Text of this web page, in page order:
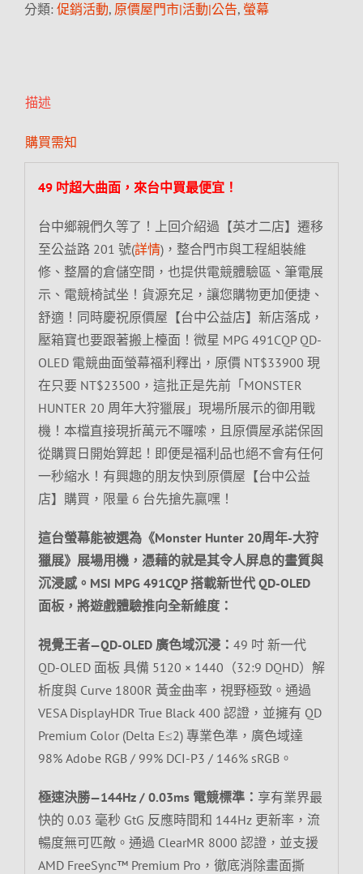
分類: 促銷活動, 原價屋門市|活動|公告, 螢幕
描述
購買需知
49 吋超大曲面，來台中買最便宜！
台中鄉親們久等了！上回介紹過【英才二店】遷移
至公益路 201 號(詳情)，整合門市與工程組裝維
修、整層的倉儲空間，也提供電競體驗區、筆電展
示、電競椅試坐！貨源充足，讓您購物更加便捷、
舒適！同時慶祝原價屋【台中公益店】新店落成，
壓箱寶也要跟著搬上檯面！微星 MPG 491CQP QD-
OLED 電競曲面螢幕福利釋出，原價 NT$33900 現
在只要 NT$23500，這批正是先前「MONSTER
HUNTER 20 周年大狩獵展」現場所展示的御用戰
機！本檔直接現折萬元不囉嗦，且原價屋承諾保固
從購買日開始算起！即便是福利品也絕不會有任何
一秒縮水！有興趣的朋友快到原價屋【台中公益
店】購買，限量 6 台先搶先贏嘿！
這台螢幕能被選為《Monster Hunter 20周年-大狩
獵展》展場用機，憑藉的就是其令人屏息的畫質與
沉浸感。MSI MPG 491CQP 搭載新世代 QD-OLED
面板，將遊戲體驗推向全新維度：
視覺王者—QD-OLED 廣色域沉浸： 49 吋 新一代
QD-OLED 面板 具備 5120 × 1440（32:9 DQHD）解
析度與 Curve 1800R 黃金曲率，視野極致。通過
VESA DisplayHDR True Black 400 認證，並擁有 QD
Premium Color (Delta E≤2) 專業色準，廣色域達
98% Adobe RGB / 99% DCI-P3 / 146% sRGB。
極速決勝—144Hz / 0.03ms 電競標準： 享有業界最
快的 0.03 毫秒 GtG 反應時間和 144Hz 更新率，流
暢度無可匹敵。通過 ClearMR 8000 認證，並支援
AMD FreeSync™ Premium Pro，徹底消除畫面撕